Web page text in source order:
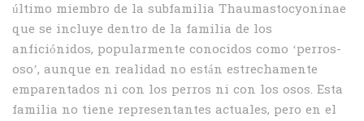
último miembro de la subfamilia Thaumastocyoninae
que se incluye dentro de la familia de los
anficiónidos, popularmente conocidos como ‘perros-
oso’, aunque en realidad no están estrechamente
emparentados ni con los perros ni con los osos. Esta
familia no tiene representantes actuales, pero en el